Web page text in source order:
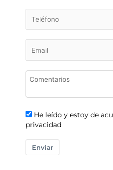
He leído y estoy de
privacidad
Enviar